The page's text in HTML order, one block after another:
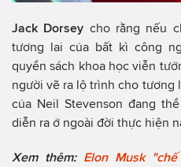
Jack Dorsey cho rằng nếu
tương lai của bất kì công
quyển sách khoa học viễn
người vẽ ra lộ trình cho tương
của Neil Stevenson đang
diễn ra ở ngoài đời thực hiện
Xem thêm: Elon Musk